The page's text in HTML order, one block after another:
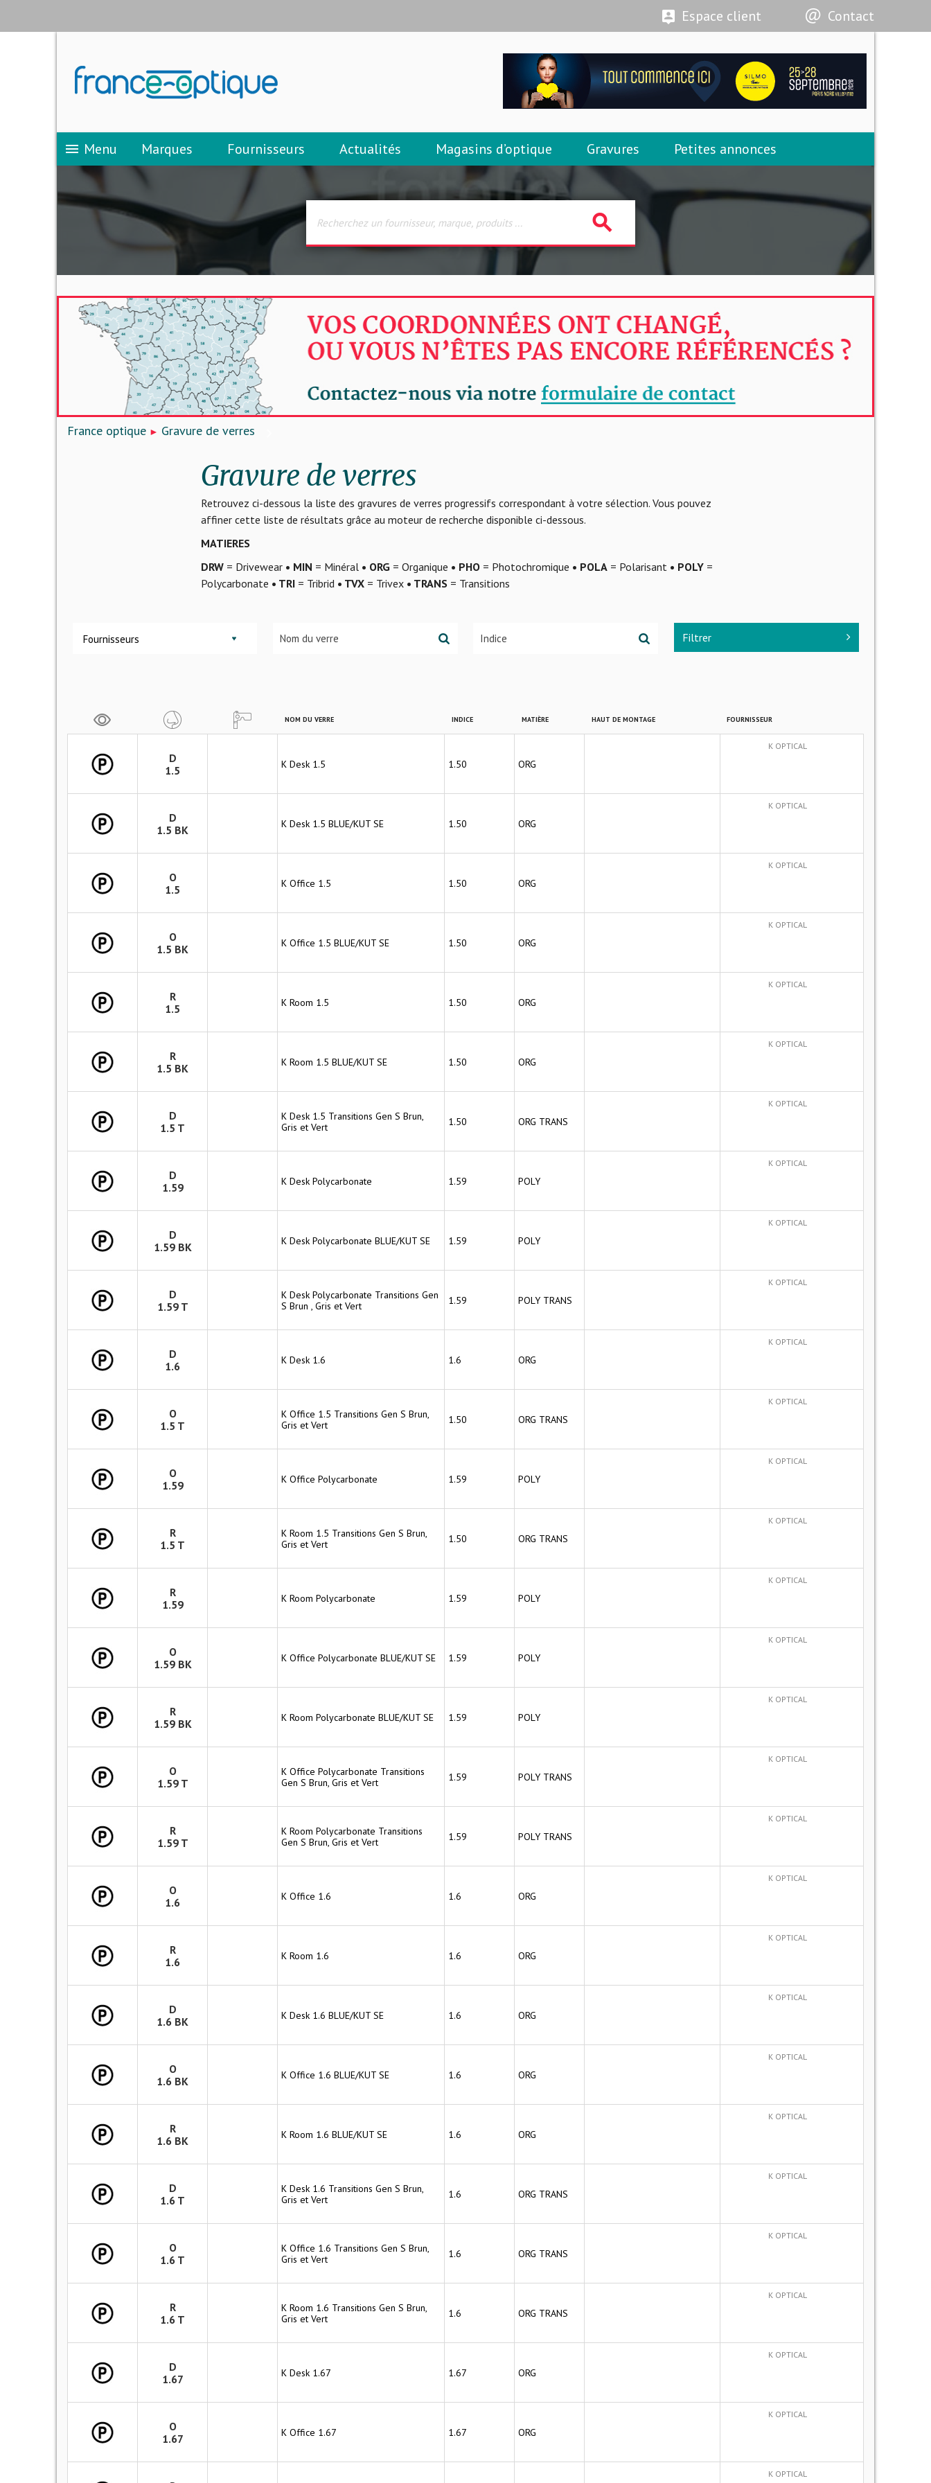
Espace client Contact
menu Menu Marques Fournisseurs Actualités Magasins d’optique Gravures Petites annonces
search
France optique Gravure de verres
Gravure de verres
Retrouvez ci-dessous la liste des gravures de verres progressifs correspondant à votre sélection. Vous pouvez
affiner cette liste de résultats grâce au moteur de recherche disponible ci-dessous.
MATIERES
DRW= Drivewear • MIN = Minéral • ORG= Organique • PHO= Photochromique • POLA= Polarisant • POLY=
Polycarbonate • TRI= Tribrid • TVX= Trivex • TRANS= Transitions
Fournisseurs Filtrer
NOM DU VERRE INDICE MATIÈRE HAUT DE MONTAGE FOURNISSEUR
D
1.5
K Desk 1.5 1.50 ORG
K OPTICAL
D
1.5 BK
K Desk 1.5 BLUE/KUT SE 1.50 ORG
K OPTICAL
O
1.5
K Office 1.5 1.50 ORG
K OPTICAL
O
1.5 BK
K Office 1.5 BLUE/KUT SE 1.50 ORG
K OPTICAL
R
1.5
K Room 1.5 1.50 ORG
K OPTICAL
R
1.5 BK
K Room 1.5 BLUE/KUT SE 1.50 ORG
K OPTICAL
D
1.5 T
K Desk 1.5 Transitions Gen S Brun,
Gris et Vert
1.50 ORG TRANS
K OPTICAL
D
1.59
K Desk Polycarbonate 1.59 POLY
K OPTICAL
D
1.59 BK
K Desk Polycarbonate BLUE/KUT SE 1.59 POLY
K OPTICAL
D
1.59 T
K Desk Polycarbonate Transitions Gen
S Brun , Gris et Vert
1.59 POLY TRANS
K OPTICAL
D
1.6
K Desk 1.6 1.6 ORG
K OPTICAL
O
1.5 T
K Office 1.5 Transitions Gen S Brun,
Gris et Vert
1.50 ORG TRANS
K OPTICAL
O
1.59
K Office Polycarbonate 1.59 POLY
K OPTICAL
R
1.5 T
K Room 1.5 Transitions Gen S Brun,
Gris et Vert
1.50 ORG TRANS
K OPTICAL
R
1.59
K Room Polycarbonate 1.59 POLY
K OPTICAL
O
1.59 BK
K Office Polycarbonate BLUE/KUT SE 1.59 POLY
K OPTICAL
R
1.59 BK
K Room Polycarbonate BLUE/KUT SE 1.59 POLY
K OPTICAL
O
1.59 T
K Office Polycarbonate Transitions
Gen S Brun, Gris et Vert
1.59 POLY TRANS
K OPTICAL
R
1.59 T
K Room Polycarbonate Transitions
Gen S Brun, Gris et Vert
1.59 POLY TRANS
K OPTICAL
O
1.6
K Office 1.6 1.6 ORG
K OPTICAL
R
1.6
K Room 1.6 1.6 ORG
K OPTICAL
D
1.6 BK
K Desk 1.6 BLUE/KUT SE 1.6 ORG
K OPTICAL
O
1.6 BK
K Office 1.6 BLUE/KUT SE 1.6 ORG
K OPTICAL
R
1.6 BK
K Room 1.6 BLUE/KUT SE 1.6 ORG
K OPTICAL
D
1.6 T
K Desk 1.6 Transitions Gen S Brun,
Gris et Vert
1.6 ORG TRANS
K OPTICAL
O
1.6 T
K Office 1.6 Transitions Gen S Brun,
Gris et Vert
1.6 ORG TRANS
K OPTICAL
R
1.6 T
K Room 1.6 Transitions Gen S Brun,
Gris et Vert
1.6 ORG TRANS
K OPTICAL
D
1.67
K Desk 1.67 1.67 ORG
K OPTICAL
O
1.67
K Office 1.67 1.67 ORG
K OPTICAL
K OPTICAL